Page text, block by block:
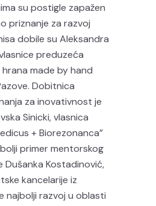
su postigle zapažen
priznanje za razvoj
dobile su Aleksandra
preduzeća
hrana made by hand
Dobitnica
za inovativnost je
Sinicki, vlasnica
+ Biorezonanca”
primer mentorskog
Dušanka Kostadinović,
kancelarije iz
najbolji razvoj u oblasti